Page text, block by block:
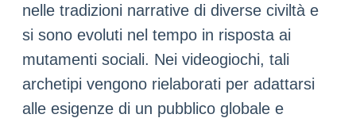
nelle tradizioni narrative di diverse civiltà e
si sono evoluti nel tempo in risposta ai
mutamenti sociali. Nei videogiochi, tali
archetipi vengono rielaborati per adattarsi
alle esigenze di un pubblico globale e